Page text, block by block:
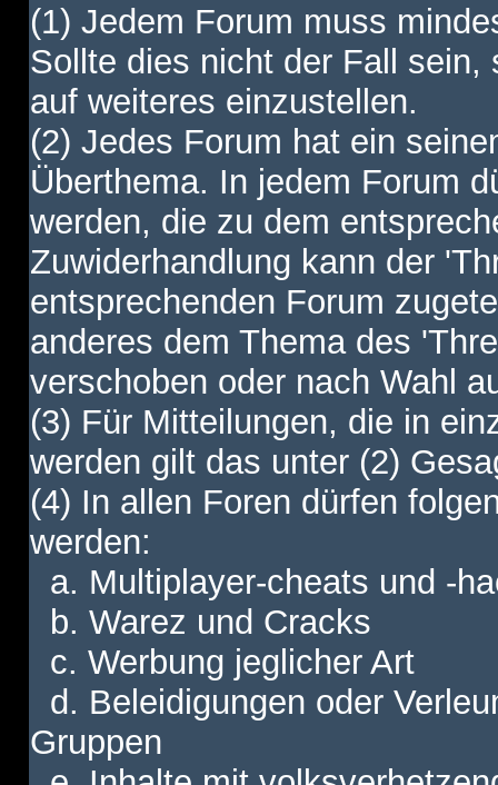
(1) Jedem Forum muss
Sollte dies nicht der Fall
auf weiteres einzustellen.
(2) Jedes Forum hat ein
Überthema. In jedem Forum
werden, die zu dem
Zuwiderhandlung kann der
entsprechenden Forum
anderes dem Thema des
verschoben oder nach Wahl
(3) Für Mitteilungen, die in
werden gilt das unter (2)
(4) In allen Foren dürfen
werden:
a. Multiplayer-cheats und -
b. Warez und Cracks
c. Werbung jeglicher Art
d. Beleidigungen oder
Gruppen